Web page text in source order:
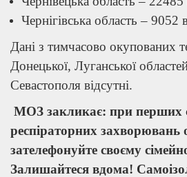
Чернігівська область – 9052
Дані з тимчасово окупованих
Донецької, Луганської
Севастополя відсутні.
МОЗ закликає: при перших
респіраторних захворювань
зателефонуйте своєму
Залишайтеся вдома!